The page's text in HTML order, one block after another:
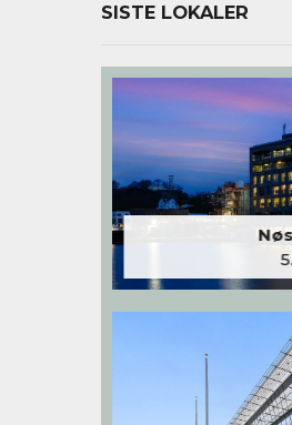
SISTE LOKALER